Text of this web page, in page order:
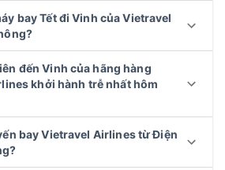
bay Tết đi Vinh của Vietravel
đến Vinh của hãng hàng
khởi hành trễ nhất hôm
bay Vietravel Airlines từ Điện